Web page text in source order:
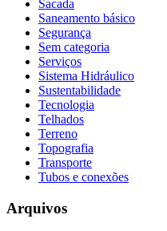
Sacada
Saneamento básico
Segurança
Sem categoria
Serviços
Sistema Hidráulico
Sustentabilidade
Tecnologia
Telhados
Terreno
Topografia
Transporte
Tubos e conexões
Arquivos